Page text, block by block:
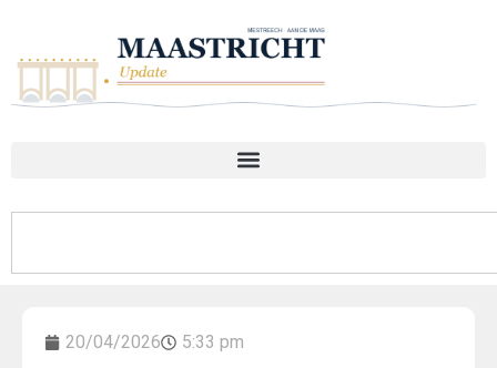
20/04/2026 5:33 pm